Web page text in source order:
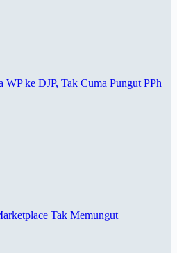
ke DJP, Tak Cuma Pungut PPh
Tak Memungut